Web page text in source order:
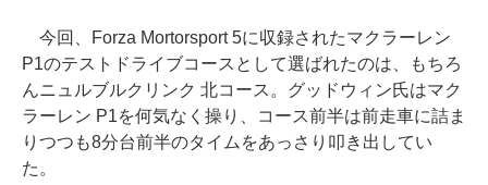
今回、Forza Mortorsport 5に収録されたマクラーレン
P1のテストドライブコースとして選ばれたのは、もちろ
んニュルブルクリンク 北コース。グッドウィン氏はマク
ラーレン P1を何気なく操り、コース前半は前走車に詰ま
りつつも8分台前半のタイムをあっさり叩き出してい
た。